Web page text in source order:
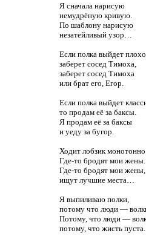
Я сначала нарисую
немудрёную кривую.
По шаблону нарисую
незатейливый узор…
Если полка выйдет плохо,
заберет сосед Тимоха,
заберет сосед Тимоха
или брат его, Егор.
Если полка выйдет
то продам её за баксы.
Я продам её за баксы
и уеду за бугор.
Ходит лобзик монотонно.
Где-то бродят мои жены.
Где-то бродят мои жены,
ищут лучшие места…
Я выпиливаю полки,
потому что люди —
Потому, что люди —
потому, что жисть пуста.